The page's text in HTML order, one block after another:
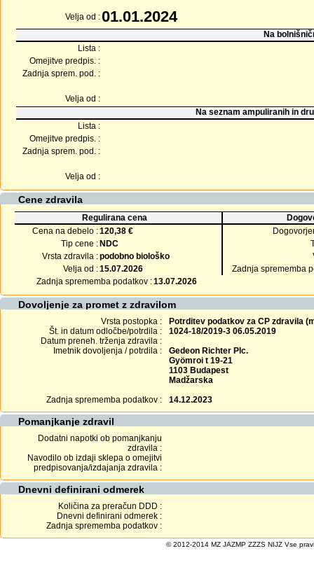
Velja od :01.01.2024
Na
Lista :
Omejitve predpis. :
Zadnja sprem. pod. :
Velja od :
Na seznam ampuliranih in
Lista :
Omejitve predpis. :
Zadnja sprem. pod. :
Velja od :
Cene zdravila
Regulirana cena
Cena na debelo :120,38 €
Tip cene : NDC
Vrsta zdravila :podobno biološko
Velja od :15.07.2026
Zadnja sprememba
Zadnja sprememba podatkov :13.07.2026
Dovoljenje za promet z zdravilom
Vrsta postopka :
Potrditev podatkov za CP zdravila
Št. in datum odločbe/potrdila :
1024-18/2019-3 06.05.2019
Datum preneh. trženja zdravila :
Imetnik dovoljenja / potrdila :
Gedeon Richter Plc.
Gyömroi t 19-21
1103 Budapest
Madžarska
Zadnja sprememba podatkov :
14.12.2023
Pomanjkanje zdravil
Dodatni napotki ob pomanjkanju
zdravila :
Navodilo ob izdaji sklepa o omejitvi
predpisovanja/izdajanja zdravila :
Dnevni definirani odmerek
Količina za preračun DDD :
Dnevni definirani odmerek :
Zadnja sprememba podatkov :
© 2012-2014 MZ JAZMP ZZZS NIJZ Vse